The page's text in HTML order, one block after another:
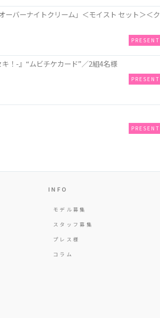
ーナイトクリーム」＜モイスト セット＞＜ク
PRESENT
！-』“ムビチケカード”／2組4名様
PRESENT
PRESENT
INFO
モデル募集
スタッフ募集
プレス様
コラム